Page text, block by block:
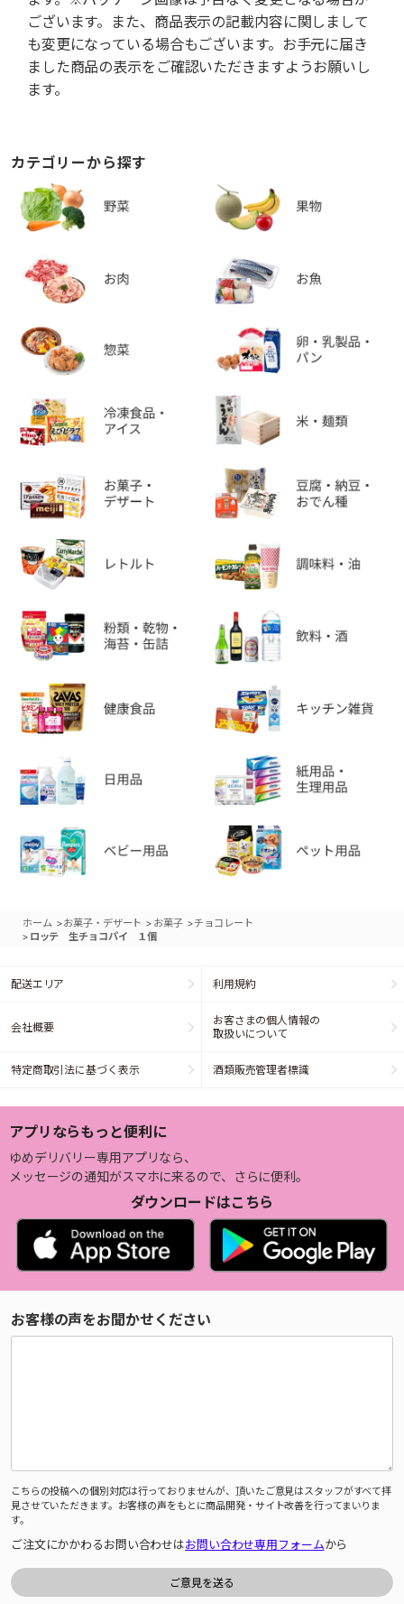
ございます。また、商品表示の記載内容に関しまして
も変更になっている場合もございます。お手元に届き
ました商品の表示をご確認いただきますようお願いし
ます。
カテゴリーから探す
ホーム >お菓子・デザート > お菓子 >チョコレート
> ロッテ 生チョコパイ １個
配送エリア 利用規約
会社概要
お客さまの個人情報の
取扱いについて
特定商取引法に基づく表示 酒類販売管理者標識
アプリならもっと便利に
ゆめデリバリー専用アプリなら、
メッセージの通知がスマホに来るので、さらに便利。
ダウンロードはこちら
お客様の声をお聞かせください
こちらの投稿への個別対応は行っておりませんが、頂いたご意見はスタッフがすべて拝
見させていただきます。お客様の声をもとに商品開発・サイト改善を行ってまいりま
す。
ご注文にかかわるお問い合わせはお問い合わせ専用フォームから